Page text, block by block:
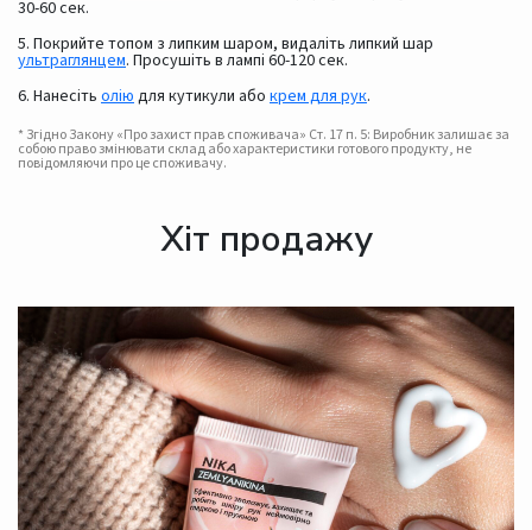
30-60 сек.
5. Покрийте топом з липким шаром, видаліть липкий шар
ультраглянцем. Просушіть в лампі 60-120 сек.
6. Нанесіть оліюдля кутикули або крем для рук.
* Згідно Закону «Про захист прав споживача» Ст. 17 п. 5: Виробник залишає за
собою право змінювати склад або характеристики готового продукту, не
повідомляючи про це споживачу.
Хіт продажу